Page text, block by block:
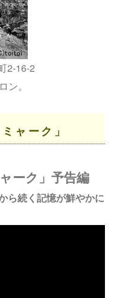
2-16-2
。
ャーク」
ーク」予告編
ら続く記憶が鮮やかに